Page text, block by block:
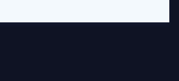
Cantabria en las redes sociales.